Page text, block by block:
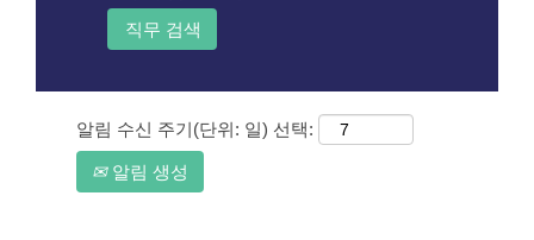
알림 수신 주기(단위: 일) 선택:
알림 생성